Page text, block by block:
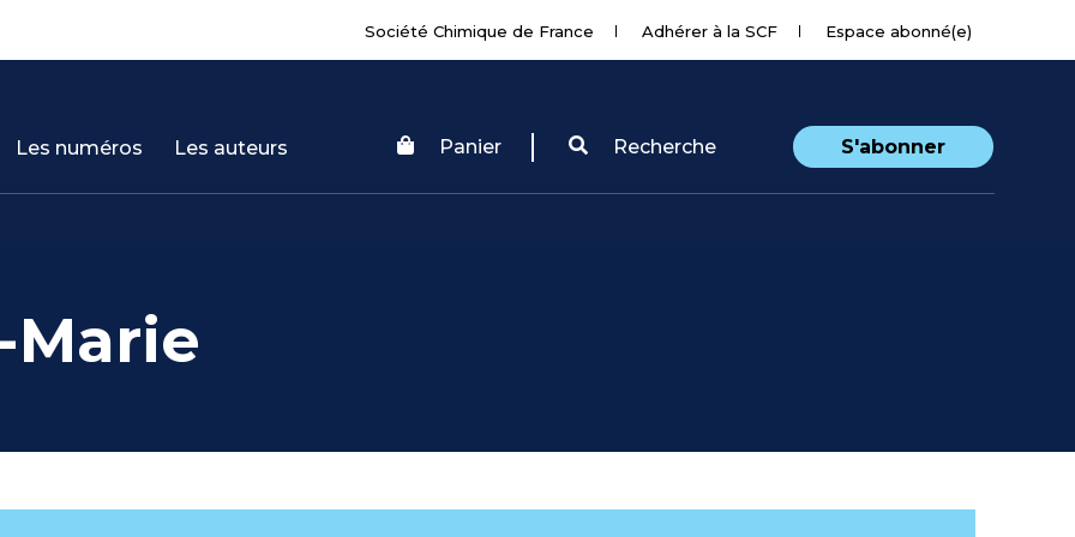
Société Chimique de France Adhérer à la SCF Espace abonné(e)
Les numéros Les auteurs Panier Recherche S'abonner
Marie